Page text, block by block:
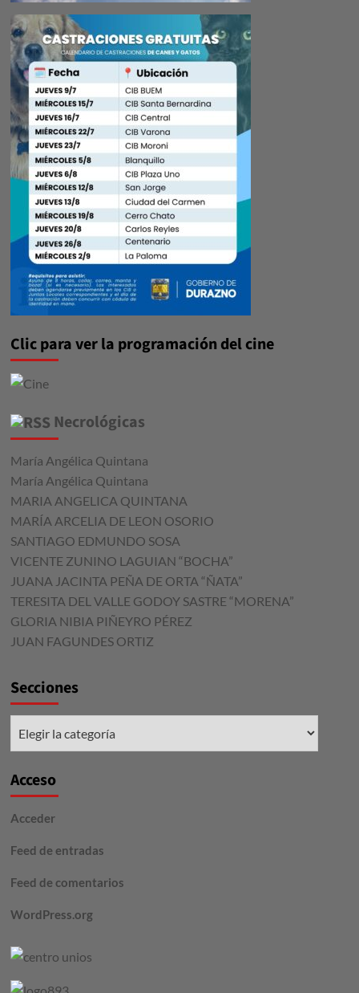
Clic para ver la programación del cine
Necrológicas
María Angélica Quintana
María Angélica Quintana
MARIA ANGELICA QUINTANA
MARÍA ARCELIA DE LEON OSORIO
SANTIAGO EDMUNDO SOSA
VICENTE ZUNINO LAGUIAN “BOCHA”
JUANA JACINTA PEÑA DE ORTA “ÑATA”
TERESITA DEL VALLE GODOY SASTRE “MORENA”
GLORIA NIBIA PIÑEYRO PÉREZ
JUAN FAGUNDES ORTIZ
Secciones
Acceso
Acceder
Feed de entradas
Feed de comentarios
WordPress.org